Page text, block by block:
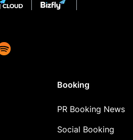
Booking
PR Booking News
Social Booking